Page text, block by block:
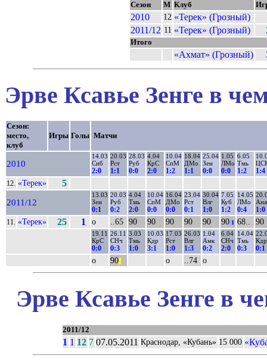
Сезон М Клуб
2010 12 «Терек» (Грозный)
2011/12 11 «Терек» (Грозный)
Итого
«Ахмат» (Грозный)
Эрве Ксавье Зенге в
Сезон:
место,
клуб
Игры Голы Матчи
2010
14.03
Сиб
2:0
20.03
Рст
1:1
28.03
Руб
0:0
4.04
КрС
2:0
10.04
СпМ
1:2
18.04
ДМо
1:1
25.04
Зен
0:0
1.05
ЛМо
0:0
6.05
Тмь
1:2 1:4
12. «Терек» 5
2011/12
13.03
Зен
0:1
20.03
Руб
0:2
4.04
Тмь
2:0
10.04
СпМ
0:0
16.04
ДМо
0:0
23.04
Рст
0:1
30.04
Влг
1:0
7.05
Куб
1:2
14.05
ЛМо
0:4 1:0
11. «Терек» 25 1 о ..65 90 90 90 90 90 90 1 68.. 90
19.11
КрС
0:0
26.11
СНч
0:3
3.03
Тмь
1:0
10.03
Кдр
3:1
17.03
Рст
1:0
26.03
Влг
1:3
1.04
Амк
0:2
6.04
СНч
2:0
14.04
Тмь
0:3
Кдр
0:1
о 90 о ..74 о
Эрве Ксавье Зенге в
2011/12
1 1 12 7 07.05.2011 Краснодар, «Кубань» 15 000